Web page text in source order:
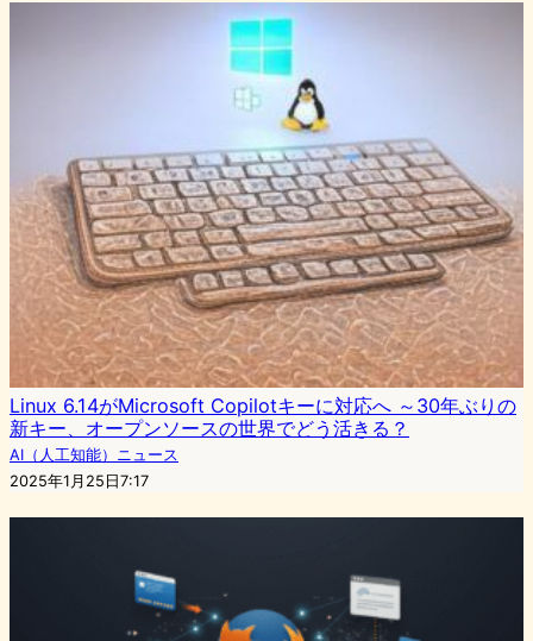
Linux 6.14がMicrosoft Copilotキーに対応へ ～30年ぶりの
新キー、オープンソースの世界でどう活きる？
AI（人工知能）ニュース
2025年1月25日7:17